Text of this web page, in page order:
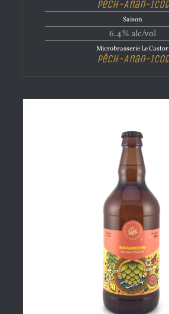
Pêch-Anan-Icot
Saison
6.4% alc/vol
Microbrasserie Le Castor
Pêch-Anan-Icot